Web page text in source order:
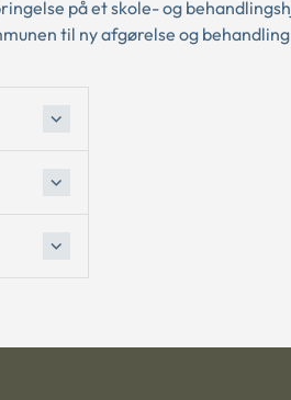
på et skole- og
til ny afgørelse og